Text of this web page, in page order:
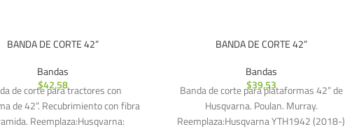
BANDA DE CORTE 42”
Bandas
$42,58
de corte para tractores con
de 42”. Recubrimiento con fibra
Reemplaza:Husqvarna:
BANDA DE CORTE 42”
Bandas
$39,53
Banda de corte para plataformas 42” de
Husqvarna. Poulan. Murray.
Reemplaza:Husqvarna YTH1942 (2018-)